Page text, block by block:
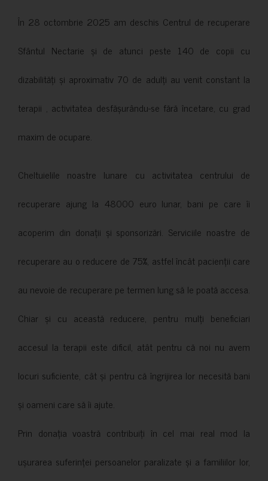
În 28 octombrie 2025 am deschis Centrul de recuperare
Sfântul Nectarie și de atunci peste 140 de copii cu
dizabilități și aproximativ 70 de adulți au venit constant la
terapii , activitatea desfășurându-se fără încetare, cu grad
maxim de ocupare.
Cheltuielile noastre lunare cu activitatea centrului de
recuperare ajung la 48000 euro lunar, bani pe care îi
acoperim din donații și sponsorizări. Serviciile noastre de
recuperare au o reducere de 75%, astfel încât pacienții care
au nevoie de recuperare pe termen lung să le poată accesa.
Chiar și cu această reducere, pentru mulți beneficiari
accesul la terapii este dificil, atât pentru că noi nu avem
locuri suficiente, cât și pentru că îngrijirea lor necesită bani
și oameni care să îi ajute.
Prin donația voastră contribuiți în cel mai real mod la
ușurarea suferinței persoanelor paralizate și a familiilor lor,